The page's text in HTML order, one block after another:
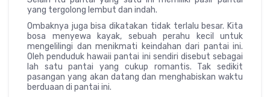
yang tergolong lembut dan indah.
Ombaknya juga bisa dikatakan tidak terlalu besar. Kita
bosa menyewa kayak, sebuah perahu kecil untuk
mengelilingi dan menikmati keindahan dari pantai ini.
Oleh penduduk hawaii pantai ini sendiri disebut sebagai
lah satu pantai yang cukup romantis. Tak sedikit
pasangan yang akan datang dan menghabiskan waktu
berduaan di pantai ini.